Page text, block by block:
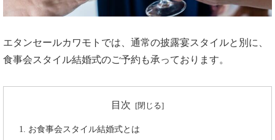
エタンセールカワモトでは、通常の披露宴スタイルと別に、
食事会スタイル結婚式のご予約も承っております。
目次
お食事会スタイル結婚式とは